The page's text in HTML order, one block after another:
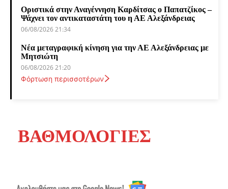
Οριστικά στην Αναγέννηση Καρδίτσας ο Παπατζίκος –
Ψάχνει τον αντικαταστάτη του η ΑΕ Αλεξάνδρειας
06/08/2026 21:34
Νέα μεταγραφική κίνηση για την ΑΕ Αλεξάνδρειας με
Μητσιώτη
06/08/2026 21:20
Φόρτωση περισσοτέρων
ΒΑΘΜΟΛΟΓΙΕΣ